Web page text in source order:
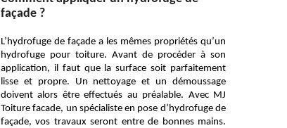
façade ?
L’hydrofuge de façade a les mêmes propriétés qu’un
hydrofuge pour toiture. Avant de procéder à son
application, il faut que la surface soit parfaitement
lisse et propre. Un nettoyage et un démoussage
doivent alors être effectués au préalable. Avec MJ
Toiture facade, un spécialiste en pose d’hydrofuge de
façade, vos travaux seront entre de bonnes mains.